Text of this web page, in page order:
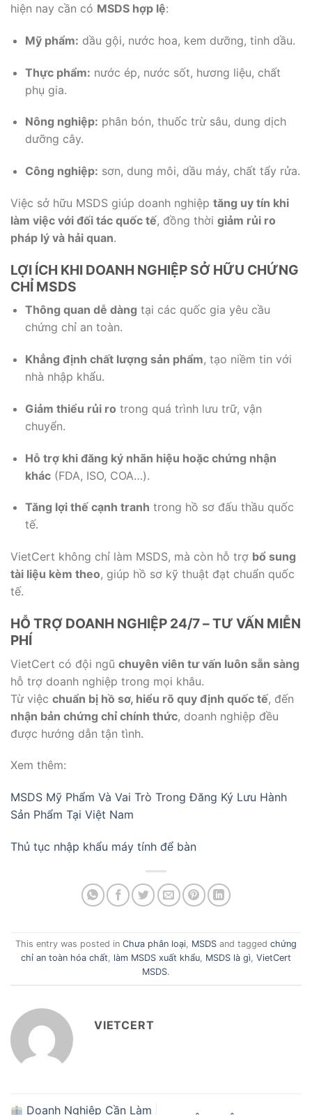
hiện nay cần có MSDS hợp lệ:
Mỹ phẩm: dầu gội, nước hoa, kem dưỡng, tinh dầu.
Thực phẩm: nước ép, nước sốt, hương liệu, chất
phụ gia.
Nông nghiệp: phân bón, thuốc trừ sâu, dung dịch
dưỡng cây.
Công nghiệp: sơn, dung môi, dầu máy, chất tẩy rửa.
Việc sở hữu MSDS giúp doanh nghiệp tăng uy tín khi
làm việc với đối tác quốc tế, đồng thời giảm rủi ro
pháp lý và hải quan.
LỢI ÍCH KHI DOANH NGHIỆP SỞ HỮU CHỨNG
CHỈ MSDS
Thông quan dễ dàng tại các quốc gia yêu cầu
chứng chỉ an toàn.
Khẳng định chất lượng sản phẩm, tạo niềm tin với
nhà nhập khẩu.
Giảm thiểu rủi ro trong quá trình lưu trữ, vận
chuyển.
Hỗ trợ khi đăng ký nhãn hiệu hoặc chứng nhận
khác(FDA, ISO, COA…).
Tăng lợi thế cạnh tranh trong hồ sơ đấu thầu quốc
tế.
VietCert không chỉ làm MSDS, mà còn hỗ trợ bổ sung
tài liệu kèm theo, giúp hồ sơ kỹ thuật đạt chuẩn quốc
tế.
HỖ TRỢ DOANH NGHIỆP 24/7 – TƯ VẤN MIỄN
PHÍ
VietCert có đội ngũ chuyên viên tư vấn luôn sẵn sàng
hỗ trợ doanh nghiệp trong mọi khâu.
Từ việc chuẩn bị hồ sơ, hiểu rõ quy định quốc tế, đến
nhận bản chứng chỉ chính thức, doanh nghiệp đều
được hướng dẫn tận tình.
Xem thêm:
MSDS Mỹ Phẩm Và Vai Trò Trong Đăng Ký Lưu Hành
Sản Phẩm Tại Việt Nam
Thủ tục nhập khẩu máy tính để bàn
This entry was posted in Chưa phân loại, MSDS and tagged chứng
chỉ an toàn hóa chất, làm MSDS xuất khẩu, MSDS là gì, VietCert
MSDS.
VIETCERT
Doanh Nghiệp Cần Làm